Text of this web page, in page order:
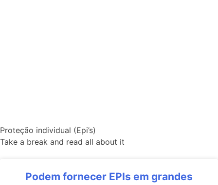
Proteção individual (Epi’s)
Take a break and read all about it
Podem fornecer EPIs em grandes